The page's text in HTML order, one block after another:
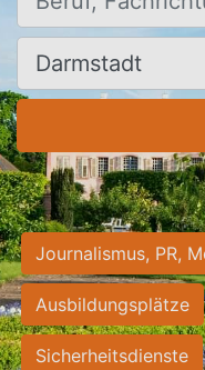
Ort, Stadt
Journalismus, PR,
Ausbildungsplätze
Sicherheitsdienste